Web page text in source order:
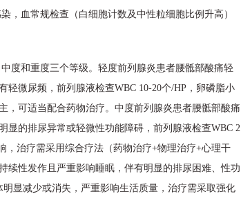
，血常规检查（白细胞计数及中性粒细胞比例升高）
度和重度三个等级。轻度前列腺炎患者腰骶部酸痛轻
轻微尿频，前列腺液检查WBC 10-20个/HP，卵磷脂小
，可适当配合药物治疗。中度前列腺炎患者腰骶部酸痛
显的排尿异常或轻微性功能障碍，前列腺液检查WBC 2
，治疗需采用综合疗法（药物治疗+物理治疗+心理干
续性发作且严重影响睡眠，伴有明显的排尿困难、性功
显减少或消失，严重影响生活质量，治疗需采取强化